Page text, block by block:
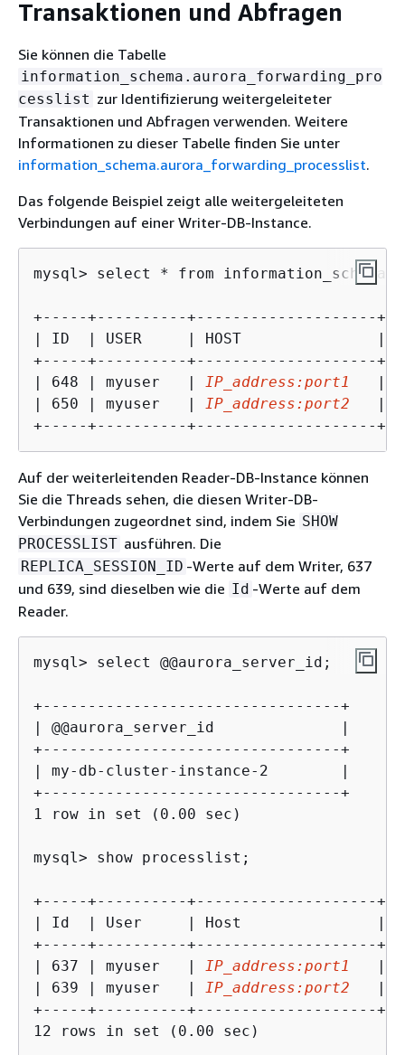
Transaktionen und Abfragen
Sie können die Tabelle
information_schema.aurora_forwarding_pro
cesslist zur Identifizierung weitergeleiteter
Transaktionen und Abfragen verwenden. Weitere
Informationen zu dieser Tabelle finden Sie unter
information_schema.aurora_forwarding_processlist.
Das folgende Beispiel zeigt alle weitergeleiteten
Verbindungen auf einer Writer-DB-Instance.
mysql> select * from
+-----+----------+--------------------
| ID  | USER     | HOST               | DB
+-----+----------+--------------------
| 648 | myuser   | IP_address:port1
| 650 | myuser   | IP_address:port2
+-----+----------+--------------------
Auf der weiterleitenden Reader-DB-Instance können
Sie die Threads sehen, die diesen Writer-DB-
Verbindungen zugeordnet sind, indem Sie SHOW
PROCESSLIST ausführen. Die
REPLICA_SESSION_ID -Werte auf dem Writer, 637
und 639, sind dieselben wie die Id -Werte auf dem
Reader.
mysql> select @@aurora_server_id;
+---------------------------------+
| @@aurora_server_id              |
+---------------------------------+
| my-db-cluster-instance-2        |
+---------------------------------+
1 row in set (0.00 sec)
mysql> show processlist;
+-----+----------+--------------------
| Id  | User     | Host               |
+-----+----------+--------------------
| 637 | myuser   | IP_address:port1
| 639 | myuser   | IP_address:port2
+-----+----------+--------------------
12 rows in set (0.00 sec)